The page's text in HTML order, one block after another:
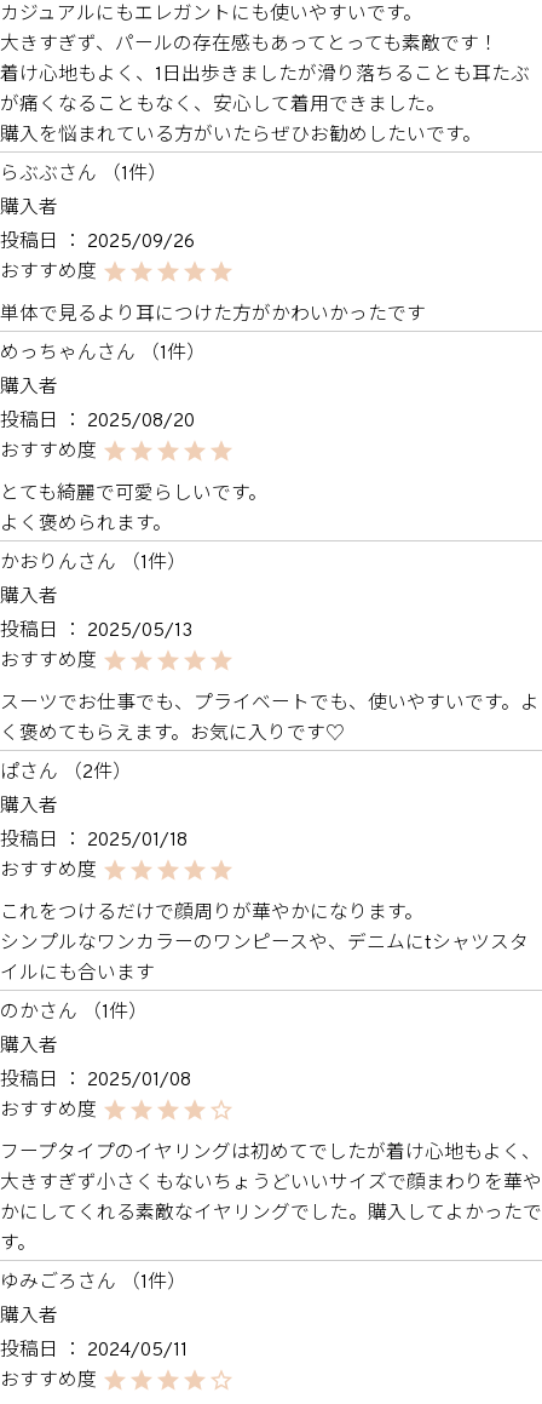
カジュアルにもエレガントにも使いやすいです。
大きすぎず、パールの存在感もあってとっても素敵です！
着け心地もよく、1日出歩きましたが滑り落ちることも耳たぶ
が痛くなることもなく、安心して着用できました。
購入を悩まれている方がいたらぜひお勧めしたいです。
らぶぶ
1
購入者
投稿日
2025/09/26
単体で見るより耳につけた方がかわいかったです
めっちゃん
1
購入者
投稿日
2025/08/20
とても綺麗で可愛らしいです。
よく褒められます。
かおりん
1
購入者
投稿日
2025/05/13
スーツでお仕事でも、プライベートでも、使いやすいです。よ
く褒めてもらえます。お気に入りです♡
ぱ
2
購入者
投稿日
2025/01/18
これをつけるだけで顔周りが華やかになります。
シンプルなワンカラーのワンピースや、デニムにtシャツスタ
イルにも合います
のか
1
購入者
投稿日
2025/01/08
フープタイプのイヤリングは初めてでしたが着け心地もよく、
大きすぎず小さくもないちょうどいいサイズで顔まわりを華や
かにしてくれる素敵なイヤリングでした。購入してよかったで
す。
ゆみごろ
1
購入者
投稿日
2024/05/11